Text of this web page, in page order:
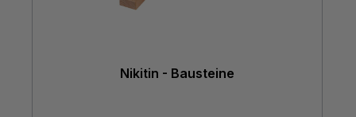
Nikitin - Bausteine